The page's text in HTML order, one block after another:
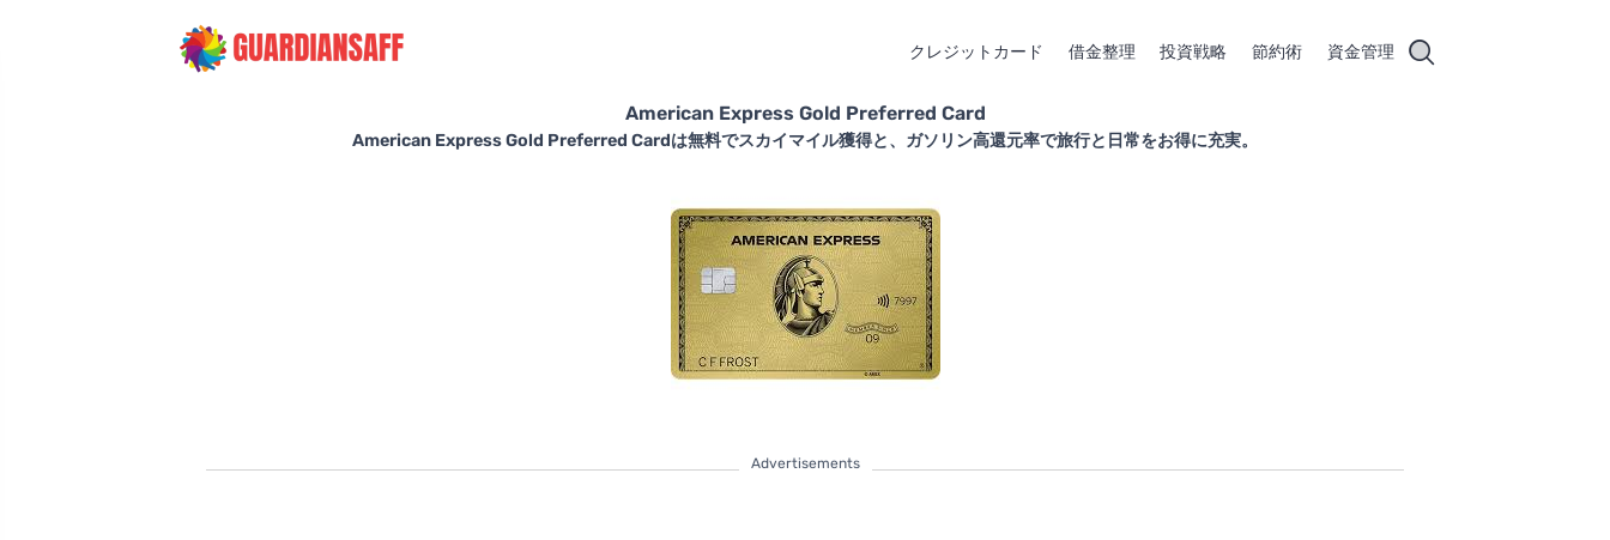
クレジットカード 借金整理 投資戦略 節約術 資金管理
American Express Gold Preferred Card
American Express Gold Preferred Cardは無料でスカイマイル獲得と、ガソリン高還元率で旅行と日常をお得に充実。
Advertisements